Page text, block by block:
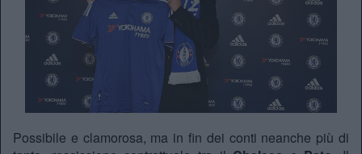
Possibile e clamorosa, ma in fin dei conti neanche più di